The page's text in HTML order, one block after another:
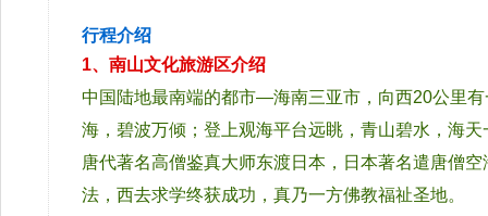
行程介绍
1、南山文化旅游区介绍
中国陆地最南端的都市—海南三亚市，向西20公里
海，碧波万倾；登上观海平台远眺，青山碧水，海
唐代著名高僧鉴真大师东渡日本，日本著名遣唐僧
法，西去求学终获成功，真乃一方佛教福祉圣地。